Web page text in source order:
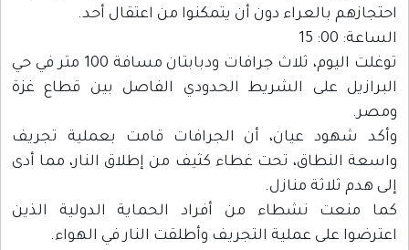
احتجازهم بالعراء دون أن يتمكنوا من اعتقال أحد.
الساعة: 00: 15
توغلت اليوم، ثلاث جرافات ودبابتان مسافة 100 متر في حي
البرازيل على الشريط الحدودي الفاصل بين قطاع غزة
ومصر.
وأكد شهود عيان، أن الجرافات قامت بعملية تجريف
واسعة النطاق، تحت غطاء كثيف من إطلاق النار، مما أدى
إلى هدم ثلاثة منازل.
كما منعت نشطاء من أفراد الحماية الدولية الذين
اعترضوا على عملية التجريف وأطلقت النار في الهواء.